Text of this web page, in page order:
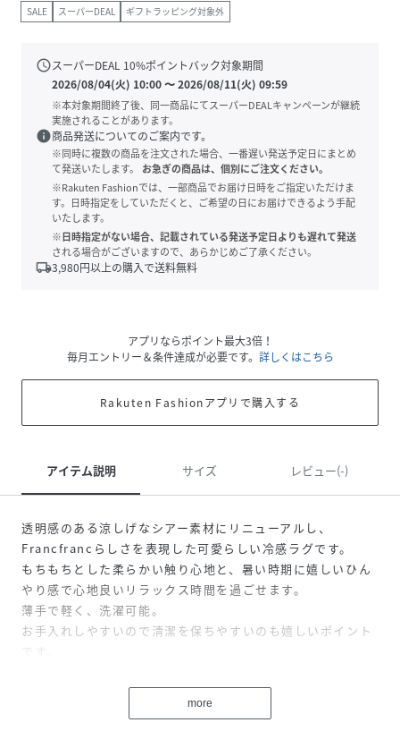
SALE スーパーDEAL ギフトラッピング対象外
scheduleスーパーDEAL 10%ポイントバック対象期間
2026/08/04(火) 10:00〜2026/08/11(火) 09:59
※本対象期間終了後、同一商品にてスーパーDEALキャンペーンが継続
実施されることがあります。
info商品発送についてのご案内です。
※同時に複数の商品を注文された場合、一番遅い発送予定日にまとめ
て発送いたします。
お急ぎの商品は、個別にご注文ください。
※Rakuten Fashionでは、一部商品でお届け日時をご指定いただけま
す。日時指定をしていただくと、ご希望の日にお届けできるよう手配
いたします。
※日時指定がない場合、記載されている発送予定日よりも遅れて発送
される場合がございますので、あらかじめご了承ください。
local_shipping3,980円以上の購入で送料無料
アプリならポイント最大3倍！
毎月エントリー＆条件達成が必要です。 詳しくはこちら
Rakuten Fashionアプリで購入する
アイテム説明 サイズ レビュー(-)
透明感のある涼しげなシアー素材にリニューアルし、
Francfrancらしさを表現した可愛らしい冷感ラグです。
もちもちとした柔らかい触り心地と、暑い時期に嬉しいひん
やり感で心地良いリラックス時間を過ごせます。
薄手で軽く、洗濯可能。
お手入れしやすいので清潔を保ちやすいのも嬉しいポイント
です。
more